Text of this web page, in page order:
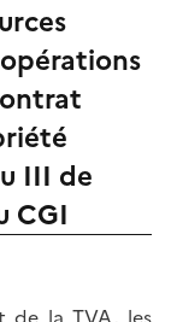
III de
CGI